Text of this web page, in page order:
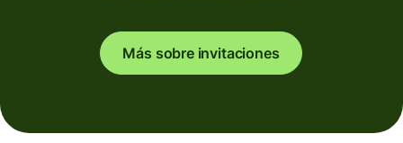
Más sobre invitaciones